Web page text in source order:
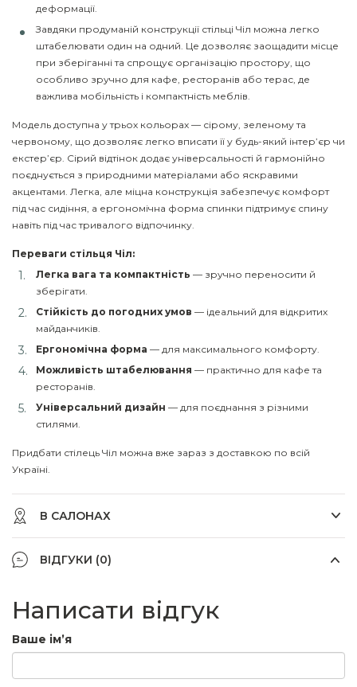
деформації.
Завдяки продуманій конструкції стільці Чіл можна легко
штабелювати один на одний. Це дозволяє заощадити місце
при зберіганні та спрощує організацію простору, що
особливо зручно для кафе, ресторанів або терас, де
важлива мобільність і компактність меблів.
Модель доступна у трьох кольорах — сірому, зеленому та
червоному, що дозволяє легко вписати її у будь-який інтер’єр чи
екстер’єр. Сірий відтінок додає універсальності й гармонійно
поєднується з природними матеріалами або яскравими
акцентами. Легка, але міцна конструкція забезпечує комфорт
під час сидіння, а ергономічна форма спинки підтримує спину
навіть під час тривалого відпочинку.
Переваги стільця Чіл:
Легка вага та компактність — зручно переносити й
зберігати.
Стійкість до погодних умов — ідеальний для відкритих
майданчиків.
Ергономічна форма — для максимального комфорту.
Можливість штабелювання — практично для кафе та
ресторанів.
Універсальний дизайн — для поєднання з різними
стилями.
Придбати стілець Чіл можна вже зараз з доставкою по всій
Україні.
В САЛОНАХ
ВІДГУКИ (0)
Написати відгук
Ваше ім’я